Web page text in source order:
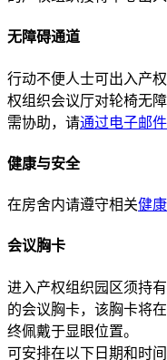
无障碍通道
行动不便人士可出入产
权组织会议厅对轮椅无
需协助，请通过电子邮件
健康与安全
在房舍内请遵守相关健
会议胸卡
进入产权组织园区须持
的会议胸卡，该胸卡将
终佩戴于显眼位置。
可安排在以下日期和时间